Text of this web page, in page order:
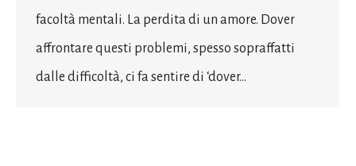
facoltà mentali. La perdita di un amore. Dover
affrontare questi problemi, spesso sopraffatti
dalle difficoltà, ci fa sentire di ‘dover…